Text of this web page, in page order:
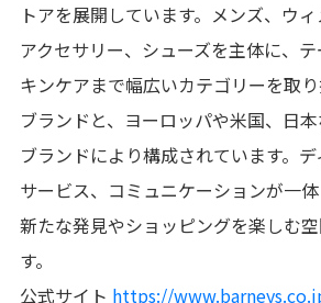
トアを展開しています。メンズ、ウ
アクセサリー、シューズを主体に、
キンケアまで幅広いカテゴリーを取
ブランドと、ヨーロッパや米国、日
ブランドにより構成されています。
サービス、コミュニケーションが一
新たな発見やショッピングを楽しむ
す。
公式サイト https://